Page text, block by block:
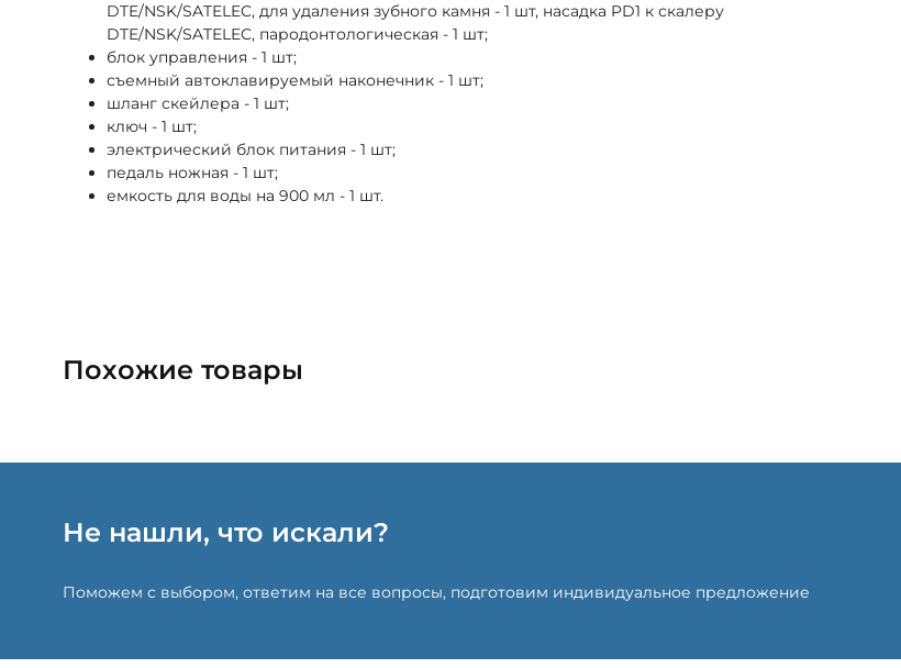
DTE/NSK/SATELEC, для удаления зубного камня - 1 шт, насадка PD1 к скалеру
DTE/NSK/SATELEC, пародонтологическая - 1 шт;
блок управления - 1 шт;
съемный автоклавируемый наконечник - 1 шт;
шланг скейлера - 1 шт;
ключ - 1 шт;
электрический блок питания - 1 шт;
педаль ножная - 1 шт;
емкость для воды на 900 мл - 1 шт.
Похожие товары
Не нашли, что искали?
Поможем с выбором, ответим на все вопросы, подготовим индивидуальное предложение